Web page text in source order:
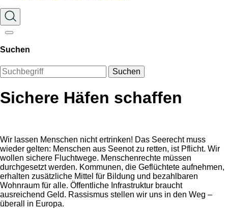
Suchen
Suchen
Sichere Häfen schaffen
Wir lassen Menschen nicht ertrinken! Das Seerecht muss
wieder gelten: Menschen aus Seenot zu retten, ist Pflicht. Wir
wollen sichere Fluchtwege. Menschenrechte müssen
durchgesetzt werden. Kommunen, die Geflüchtete aufnehmen,
erhalten zusätzliche Mittel für Bildung und bezahlbaren
Wohnraum für alle. Öffentliche Infrastruktur braucht
ausreichend Geld. Rassismus stellen wir uns in den Weg –
überall in Europa.